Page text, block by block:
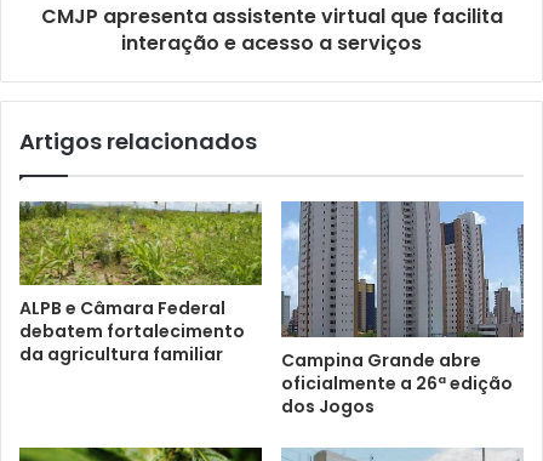
CMJP apresenta assistente virtual que facilita
interação e acesso a serviços
Artigos relacionados
ALPB e Câmara Federal
debatem fortalecimento
da agricultura familiar
Campina Grande abre
oficialmente a 26ª edição
dos Jogos